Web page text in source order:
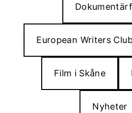
European Writers
Film i Skåne
Nyheter